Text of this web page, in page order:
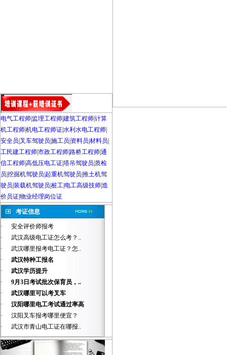
电气工程师 监理工程师建筑工程师计算
机工程师机电工程师证水利水电工程师
安全员 叉车驾驶员 施工员 资料员 材料员
工民建工程师市政工程师路桥工程师通
信工程师高低压电工证塔吊驾驶员 质检
员 挖掘机驾驶员|起重机驾驶员 推土机驾
驶员 装载机驾驶员 桩工电工高级技师造
价员证物业经理岗位证
考证信息
·
安全评价师报考
·
武汉高级电工证怎么考？..
·
武汉哪里报考电工证？怎..
·
武汉特种工报名
·
武汉学历提升
·
9月3日考试批次保育员，..
·
武汉哪里可以考叉车
·
汉阳哪里电工考试通过率高
·
汉阳叉车报考哪里便宜？
·
武汉市青山电工证在哪报..